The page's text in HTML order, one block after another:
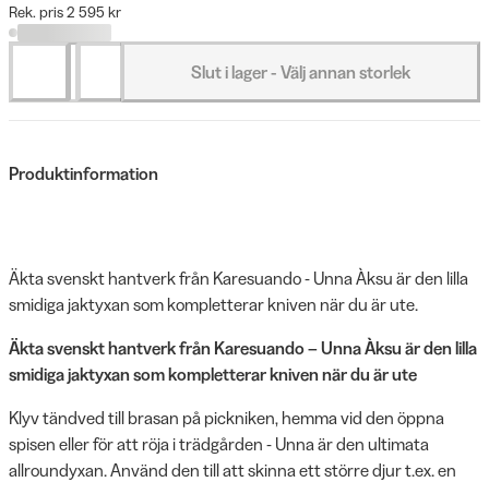
Rek. pris 2 595 kr
Slut i lager - Välj annan storlek
Produktinformation
Äkta svenskt hantverk från Karesuando - Unna Àksu är den lilla
smidiga jaktyxan som kompletterar kniven när du är ute.
Äkta svenskt hantverk från Karesuando – Unna Àksu är den lilla
smidiga jaktyxan som kompletterar kniven när du är ute
Klyv tändved till brasan på pickniken, hemma vid den öppna
spisen eller för att röja i trädgården - Unna är den ultimata
allroundyxan. Använd den till att skinna ett större djur t.ex. en